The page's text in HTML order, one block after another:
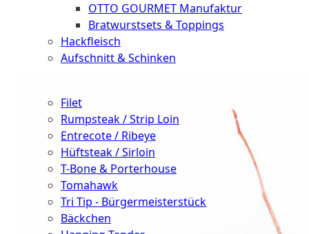
OTTO GOURMET Manufaktur
Bratwurstsets & Toppings
Hackfleisch
Aufschnitt & Schinken
Filet
Rumpsteak / Strip Loin
Entrecote / Ribeye
Hüftsteak / Sirloin
T-Bone & Porterhouse
Tomahawk
Tri Tip - Bürgermeisterstück
Bäckchen